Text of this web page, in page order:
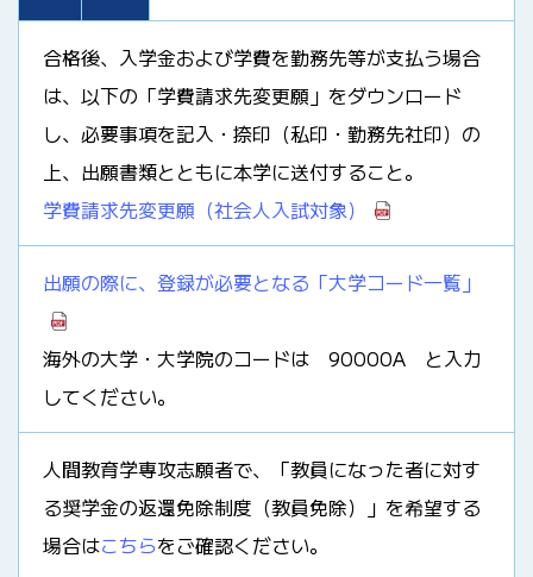
合格後、入学金および学費を勤務先等が支払う場合
は、以下の「学費請求先変更願」をダウンロード
し、必要事項を記入・捺印（私印・勤務先社印）の
上、出願書類とともに本学に送付すること。
学費請求先変更願（社会人入試対象）
出願の際に、登録が必要となる「大学コード一覧」
海外の大学・大学院のコードは 90000A と入力
してください。
人間教育学専攻志願者で、「教員になった者に対す
る奨学金の返還免除制度（教員免除）」を希望する
場合はこちらをご確認ください。